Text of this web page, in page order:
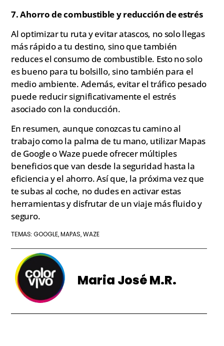
7. Ahorro de combustible y reducción de estrés
Al optimizar tu ruta y evitar atascos, no solo llegas
más rápido a tu destino, sino que también
reduces el consumo de combustible. Esto no solo
es bueno para tu bolsillo, sino también para el
medio ambiente. Además, evitar el tráfico pesado
puede reducir significativamente el estrés
asociado con la conducción.
En resumen, aunque conozcas tu camino al
trabajo como la palma de tu mano, utilizar Mapas
de Google o Waze puede ofrecer múltiples
beneficios que van desde la seguridad hasta la
eficiencia y el ahorro. Así que, la próxima vez que
te subas al coche, no dudes en activar estas
herramientas y disfrutar de un viaje más fluido y
seguro.
TEMAS:GOOGLE,MAPAS,WAZE
Maria José M.R.